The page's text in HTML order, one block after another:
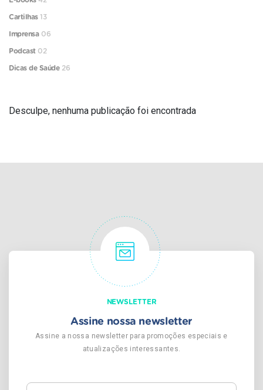
Desculpe, nenhuma publicação foi encontrada
Cartilhas13
Imprensa 06
Podcast 02
Dicas de Saúde 26
NEWSLETTER
Assine nossa newsletter
Assine a nossa newsletter para promoções especiais e
atualizações interessantes.